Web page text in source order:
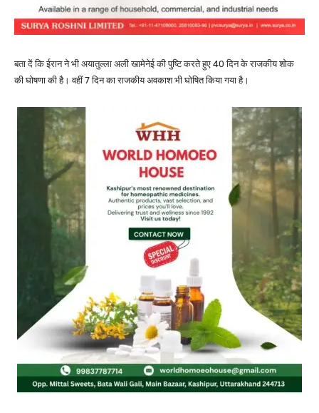
बता दें कि ईरान ने भी अयातुल्ला अली खामेनेई की पुष्टि करते हुए 40 दिन के राजकीय शोक
की घोषणा की है। वहीं 7 दिन का राजकीय अवकाश भी घोषित किया गया है।